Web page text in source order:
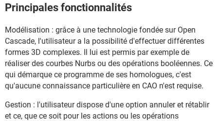
Principales fonctionnalités
Modélisation : grâce à une technologie fondée sur Open
Cascade, l'utilisateur a la possibilité d'effectuer différentes
formes 3D complexes. Il lui est permis par exemple de
réaliser des courbes Nurbs ou des opérations booléennes. Ce
qui démarque ce programme de ses homologues, c'est
qu'aucune connaissance particulière en CAO n'est requise.
Gestion : l'utilisateur dispose d'une option annuler et rétablir
et ce, que ce soit pour les actions ou les opérations